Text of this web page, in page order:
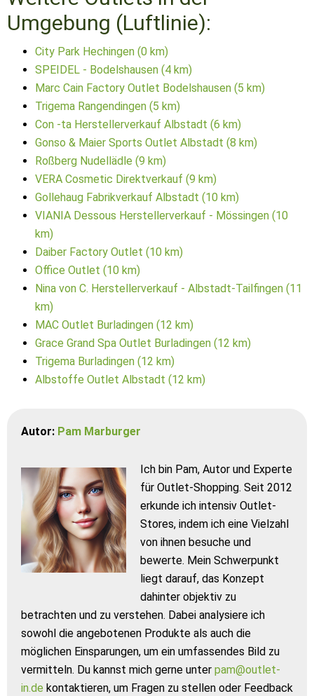
Umgebung (Luftlinie):
City Park Hechingen (0 km)
SPEIDEL - Bodelshausen (4 km)
Marc Cain Factory Outlet Bodelshausen (5 km)
Trigema Rangendingen (5 km)
Con -ta Herstellerverkauf Albstadt (6 km)
Gonso & Maier Sports Outlet Albstadt (8 km)
Roßberg Nudellädle (9 km)
VERA Cosmetic Direktverkauf (9 km)
Gollehaug Fabrikverkauf Albstadt (10 km)
VIANIA Dessous Herstellerverkauf - Mössingen (10
km)
Daiber Factory Outlet (10 km)
Office Outlet (10 km)
Nina von C. Herstellerverkauf - Albstadt-Tailfingen (11
km)
MAC Outlet Burladingen (12 km)
Grace Grand Spa Outlet Burladingen (12 km)
Trigema Burladingen (12 km)
Albstoffe Outlet Albstadt (12 km)
Autor: Pam Marburger
Ich bin Pam, Autor und Experte
für Outlet-Shopping. Seit 2012
erkunde ich intensiv Outlet-
Stores, indem ich eine Vielzahl
von ihnen besuche und
bewerte. Mein Schwerpunkt
liegt darauf, das Konzept
dahinter objektiv zu
betrachten und zu verstehen. Dabei analysiere ich
sowohl die angebotenen Produkte als auch die
möglichen Einsparungen, um ein umfassendes Bild zu
vermitteln. Du kannst mich gerne unter pam@outlet-
in.de kontaktieren, um Fragen zu stellen oder Feedback